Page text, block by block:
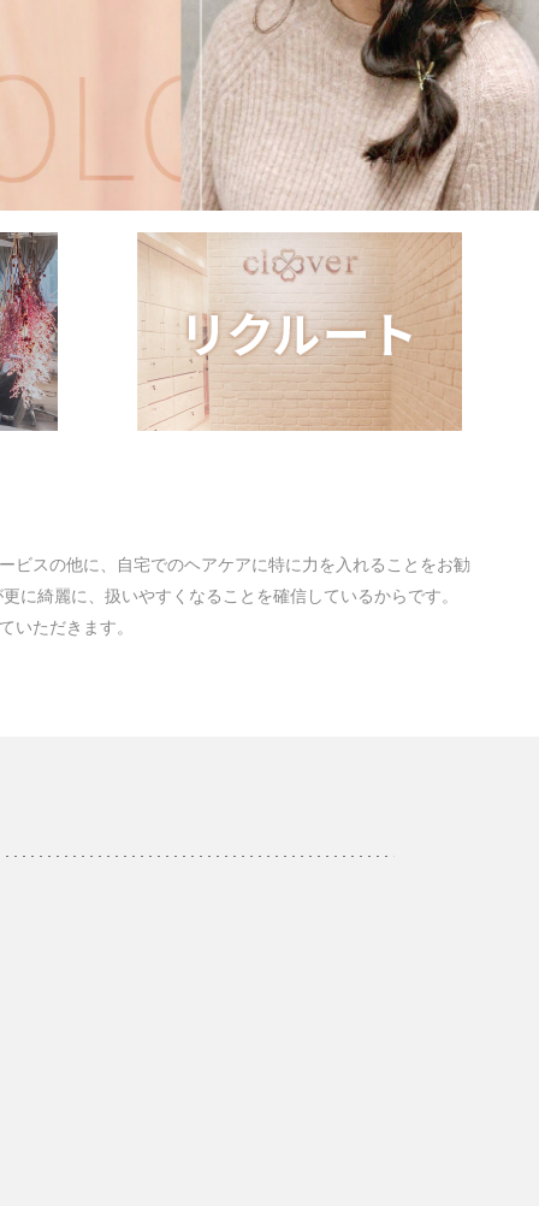
ビスの他に、自宅でのヘアケアに特に力を入れることをお勧
に綺麗に、扱いやすくなることを確信しているからです。
いただきます。